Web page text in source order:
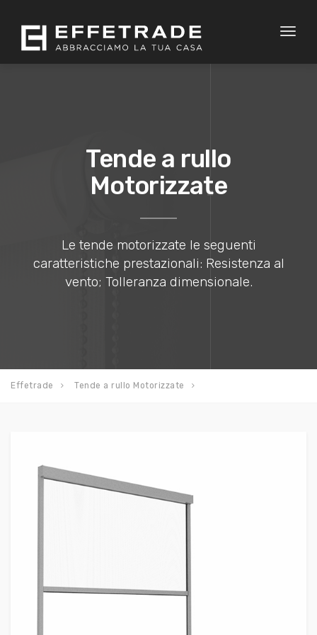
Toggle
Tende a rullo
Motorizzate
Le tende motorizzate le seguenti
caratteristiche prestazionali: Resistenza al
vento; Tolleranza dimensionale.
Effetrade Tende a rullo Motorizzate